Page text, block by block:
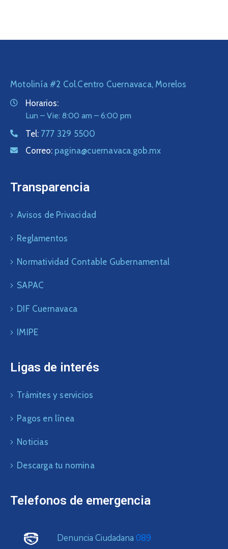
Motolinía #2 Col.Centro Cuernavaca, Morelos
Horarios:
Lun – Vie: 8:00 am – 6:00 pm
Tel: 777 329 5500
Correo: pagina@cuernavaca.gob.mx
Transparencia
Avisos de Privacidad
Reglamentos
Normatividad Contable Gubernamental
SAPAC
DIF Cuernavaca
IMIPE
Ligas de interés
Trámites y servicios
Pagos en línea
Noticias
Descarga tu nomina
Telefonos de emergencia
Denuncia Ciudadana 089